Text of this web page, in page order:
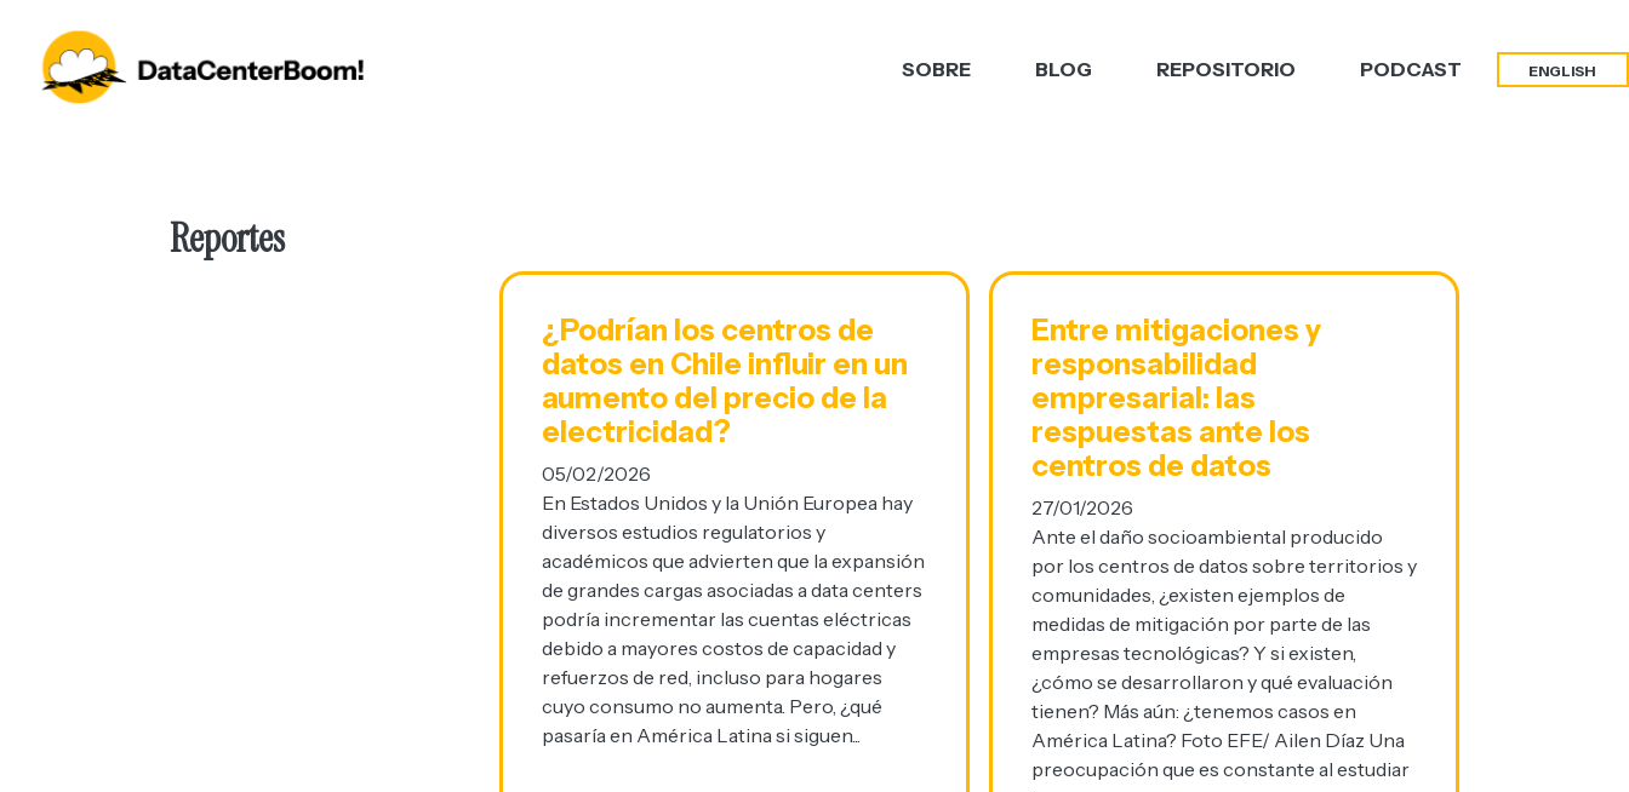
SOBRE BLOG REPOSITORIO PODCAST ENGLISH
Reportes
¿Podrían los centros de
datos en Chile influir en un
aumento del precio de la
electricidad?
05/02/2026
En Estados Unidos y la Unión Europea hay
diversos estudios regulatorios y
académicos que advierten que la expansión
de grandes cargas asociadas a data centers
podría incrementar las cuentas eléctricas
debido a mayores costos de capacidad y
refuerzos de red, incluso para hogares
cuyo consumo no aumenta. Pero, ¿qué
pasaría en América Latina si siguen...
Entre mitigaciones y
responsabilidad
empresarial: las
respuestas ante los
centros de datos
27/01/2026
Ante el daño socioambiental producido
por los centros de datos sobre territorios y
comunidades, ¿existen ejemplos de
medidas de mitigación por parte de las
empresas tecnológicas? Y si existen,
¿cómo se desarrollaron y qué evaluación
tienen? Más aún: ¿tenemos casos en
América Latina? Foto EFE/ Ailen Díaz Una
preocupación que es constante al estudiar